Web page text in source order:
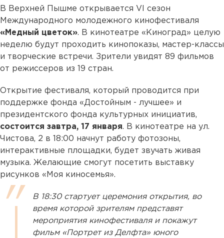
В Верхней Пышме открывается VI сезон
Международного молодежного кинофестиваля
«Медный цветок». В кинотеатре «Киноград» целую
неделю будут проходить кинопоказы, мастер-классы
и творческие встречи. Зрители увидят 89 фильмов
от режиссеров из 19 стран.
Открытие фестиваля, который проводится при
поддержке фонда «Достойным - лучшее» и
президентского фонда культурных инициатив,
состоится завтра, 17 января. В кинотеатре на ул.
Чистова, 2 в 18:00 начнут работу фотозоны,
интерактивные площадки, будет звучать живая
музыка. Желающие смогут посетить выставку
рисунков «Моя киносемья».
В 18:30 стартует церемония открытия, во
время которой зрителям представят
мероприятия кинофестиваля и покажут
фильм «Портрет из Делфта» юного